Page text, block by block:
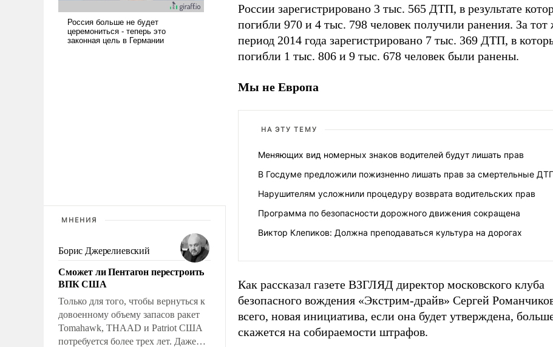
МНЕНИЯ
Борис Джерелиевский
Сможет ли Пентагон перестроить
ВПК США
Только для того, чтобы вернуться к
довоенному объему запасов ракет
Tomahawk, THAAD и Patriot США
потребуется более трех лет. Даже
России зарегистрировано 3 тыс. 565 ДТП, в результате
погибли 970 и 4 тыс. 798 человек получили ранения. За тот
период 2014 года зарегистрировано 7 тыс. 369 ДТП, в
погибли 1 тыс. 806 и 9 тыс. 678 человек были ранены.
Мы не Европа
НА ЭТУ ТЕМУ
Меняющих вид номерных знаков водителей будут лишать прав
В Госдуме предложили пожизненно лишать прав за смертельные
Нарушителям усложнили процедуру возврата водительских прав
Программа по безопасности дорожного движения сокращена
Виктор Клепиков: Должна преподаваться культура на дорогах
Как рассказал газете ВЗГЛЯД директор московского клуба
безопасного вождения «Экстрим-драйв» Сергей
всего, новая инициатива, если она будет утверждена,
скажется на собираемости штрафов.